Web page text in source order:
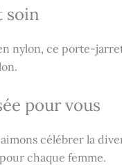
soin
nylon, ce porte-
pour vous
aimons célébrer la
chaque femme.